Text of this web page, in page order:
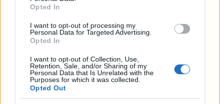
Opted In
I want to opt-out of processing my
Personal Data for Targeted Advertising.
Opted In
I want to opt-out of Collection, Use,
Retention, Sale, and/or Sharing of my
Personal Data that Is Unrelated with the
Purposes for which it was collected.
Opted Out